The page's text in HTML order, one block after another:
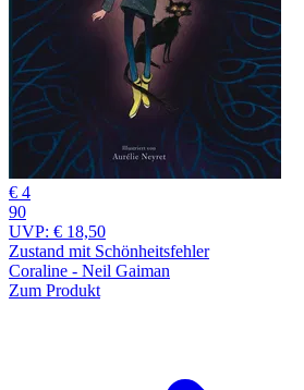
€ 4
90
UVP: € 18,50
Zustand mit Schönheitsfehler
Coraline - Neil Gaiman
Zum Produkt